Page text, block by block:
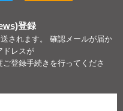
登録
されます。 確認メールが届か
ドレスが
登録手続きを行ってくださ